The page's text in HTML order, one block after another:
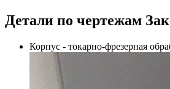
Детали по чертежам
Корпус - токарно-фрезерная